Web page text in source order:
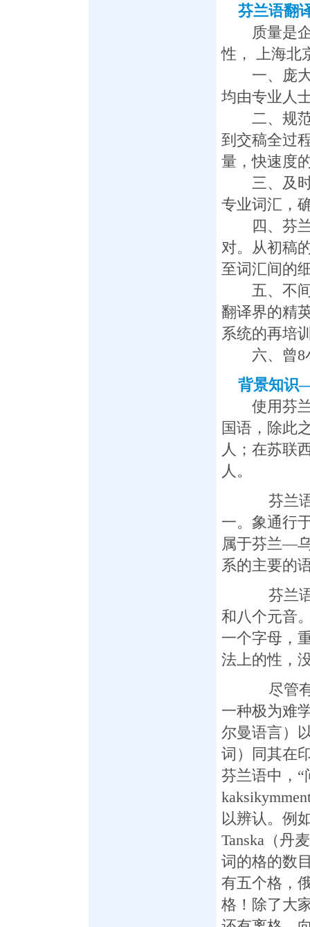
芬兰语翻
质量是企
性， 上海北
一、庞大
均由专业人
二、规范
到交稿全过
量，快速度
三、及时
专业词汇，
四、芬兰
对。从初稿
至词汇间的
五、不间
翻译界的精
系统的再培
六、曾8小
背景知识
使用芬兰
国语，除此
人；在苏联
人。
芬兰语
一。象通行
属于芬兰—
系的主要的
芬兰语
和八个元音
一个字母，
法上的性，
尽管有
一种极为难
尔曼语言）
词）同其在
芬兰语中，“
以辨认。例
Tanska（丹
词的格的数
有五个格，
格！除了大